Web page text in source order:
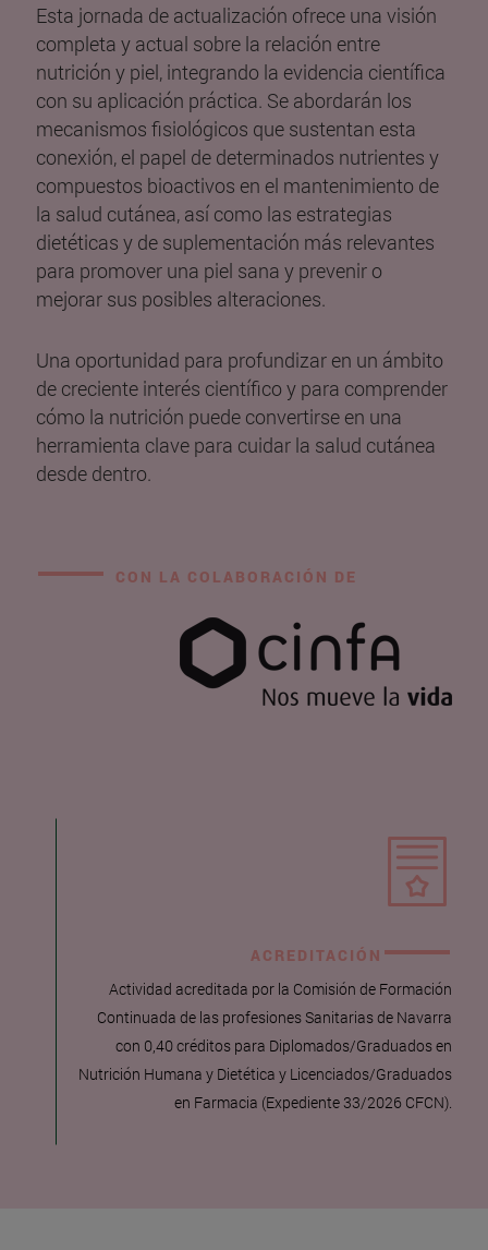
Esta jornada de actualización ofrece una visión
completa y actual sobre la relación entre
nutrición y piel, integrando la evidencia científica
con su aplicación práctica. Se abordarán los
mecanismos fisiológicos que sustentan esta
conexión, el papel de determinados nutrientes y
compuestos bioactivos en el mantenimiento de
la salud cutánea, así como las estrategias
dietéticas y de suplementación más relevantes
para promover una piel sana y prevenir o
mejorar sus posibles alteraciones.
Una oportunidad para profundizar en un ámbito
de creciente interés científico y para comprender
cómo la nutrición puede convertirse en una
herramienta clave para cuidar la salud cutánea
desde dentro.
CON LA COLABORACIÓN DE
ACREDITACIÓN
Actividad acreditada por la Comisión de Formación
Continuada de las profesiones Sanitarias de Navarra
con 0,40 créditos para Diplomados/Graduados en
Nutrición Humana y Dietética y Licenciados/Graduados
en Farmacia (Expediente 33/2026 CFCN).